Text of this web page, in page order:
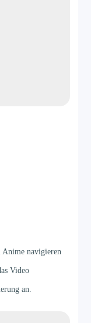
Anime navigieren
Video
an.